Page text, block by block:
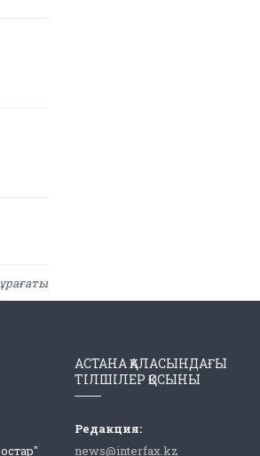
АСТАНА ҚАЛАСЫНДАҒЫ
ТІЛШІЛЕР ҚОСЫНЫ
Редакция:
news@interfax.kz